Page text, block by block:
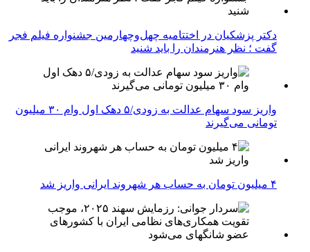
دکتر پزشکیان در اختتامیه چهل‌وچهارمین جشنواره فیلم فجر
گفت ؛ نظر هنرمندان را باید شنید
واریز سود سهام عدالت به زودی/۵ دهک اول وام ۳۰ میلیون
تومانی می‌گیرند
۴ میلیون تومان به حساب هر شهروند ایرانی واریز شد